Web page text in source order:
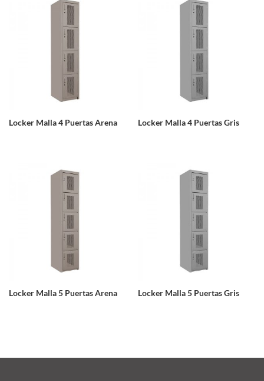
Locker Malla 4 Puertas Arena Locker Malla 4 Puertas Gris
Locker Malla 5 Puertas Arena Locker Malla 5 Puertas Gris